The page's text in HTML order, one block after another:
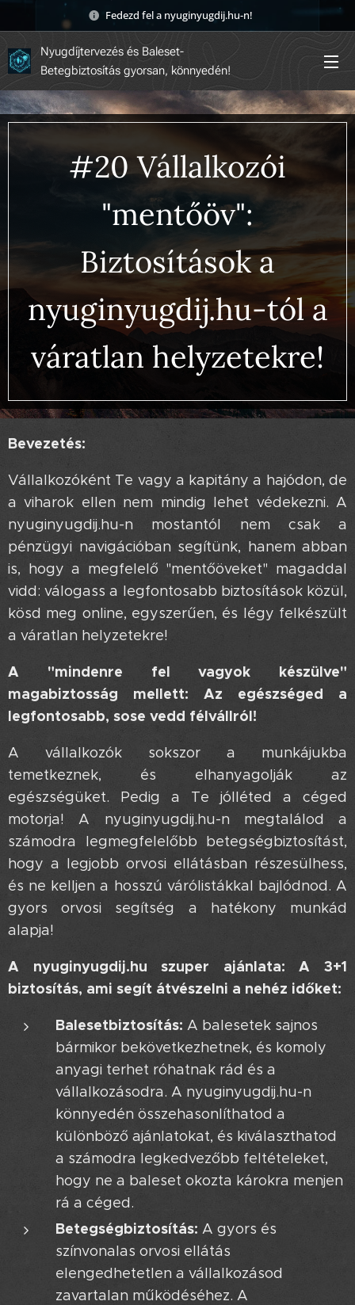
Fedezd fel a nyuginyugdij.hu-n! 🚀
Nyugdíjtervezés és Baleset-
Betegbiztosítás gyorsan, könnyedén!
#20 Vállalkozói
"mentőöv":
Biztosítások a
nyuginyugdij.hu-tól a
váratlan helyzetekre!
Bevezetés:
Vállalkozóként Te vagy a kapitány a hajódon, de
a viharok ellen nem mindig lehet védekezni. A
nyuginyugdij.hu-n mostantól nem csak a
pénzügyi navigációban segítünk, hanem abban
is, hogy a megfelelő "mentőöveket" magaddal
vidd: válogass a legfontosabb biztosítások közül,
kösd meg online, egyszerűen, és légy felkészült
a váratlan helyzetekre!
A "mindenre fel vagyok készülve"
magabiztosság mellett: Az egészséged a
legfontosabb, sose vedd félvállról!
A vállalkozók sokszor a munkájukba
temetkeznek, és elhanyagolják az
egészségüket. Pedig a Te jólléted a céged
motorja! A nyuginyugdij.hu-n megtalálod a
számodra legmegfelelőbb betegségbiztosítást,
hogy a legjobb orvosi ellátásban részesülhess,
és ne kelljen a hosszú várólistákkal bajlódnod. A
gyors orvosi segítség a hatékony munkád
alapja!
A nyuginyugdij.hu szuper ajánlata: A 3+1
biztosítás, ami segít átvészelni a nehéz időket:
Balesetbiztosítás: A balesetek sajnos
bármikor bekövetkezhetnek, és komoly
anyagi terhet róhatnak rád és a
vállalkozásodra. A nyuginyugdij.hu-n
könnyedén összehasonlíthatod a
különböző ajánlatokat, és kiválaszthatod
a számodra legkedvezőbb feltételeket,
hogy ne a baleset okozta károkra menjen
rá a céged.
Betegségbiztosítás: A gyors és
színvonalas orvosi ellátás
elengedhetetlen a vállalkozásod
zavartalan működéséhez. A